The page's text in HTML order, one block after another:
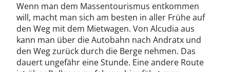
Wenn man dem Massentourismus entkommen
will, macht man sich am besten in aller Frühe auf
den Weg mit dem Mietwagen. Von Alcudia aus
kann man über die Autobahn nach Andratx und
den Weg zurück durch die Berge nehmen. Das
dauert ungefähr eine Stunde. Eine andere Route